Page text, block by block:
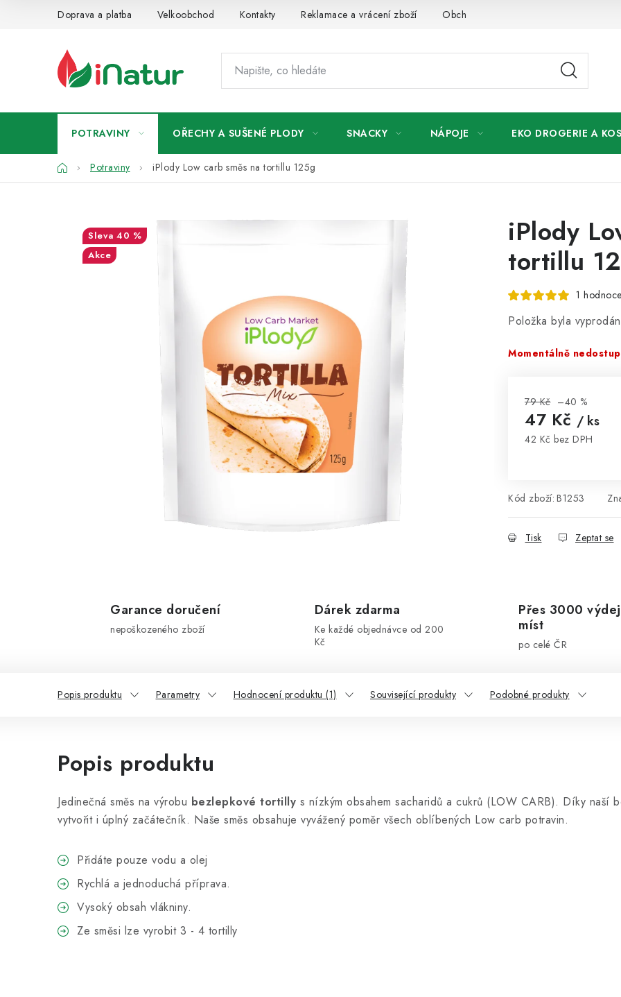
Doprava a platba Velkoobchod Kontakty Reklamace a vrácení zboží Obchodní podmínky
POTRAVINY OŘECHY A SUŠENÉ PLODY SNACKY NÁPOJE EKO DROGERIE A
DomůPotraviny iPlody Low carb směs na tortillu 125g
iPlody
tortillu
1
Položka byla
Momentálně
79 Kč –40 %
47 Kč / ks
42 Kč bez DPH
Kód zboží: B1253
Tisk Zeptat se
40 %
Akce
Garance doručení
nepoškozeného zboží
Dárek zdarma
Ke každé objednávce od 200
Kč
Přes 3000
míst
po celé ČR
Popis produktu Parametry Hodnocení produktu (1) Související produkty Podobné produkty
Popis produktu
Jedinečná směs na výrobu bezlepkové tortilly s nízkým obsahem sacharidů a cukrů (LOW CARB). Díky naší
vytvořit i úplný začátečník. Naše směs obsahuje vyvážený poměr všech oblíbených Low carb potravin.
Přidáte pouze vodu a olej
Rychlá a jednoduchá příprava.
Vysoký obsah vlákniny.
Ze směsi lze vyrobit 3 - 4 tortilly